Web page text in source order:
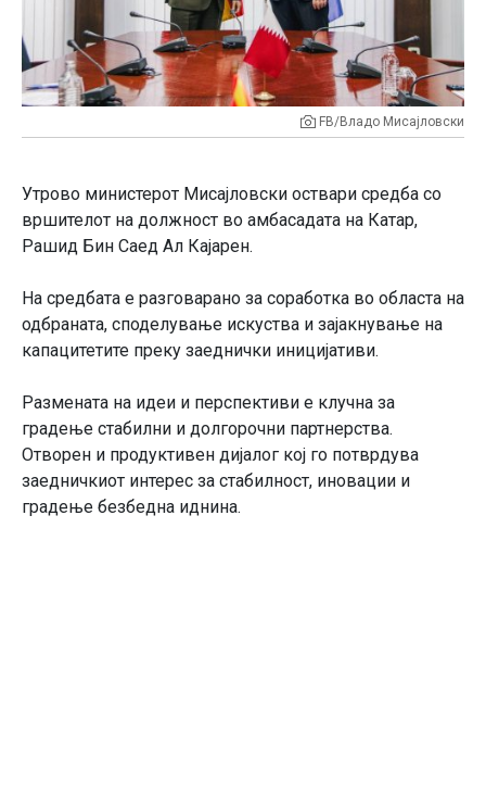
FB/Владо Мисајловски
Утрово министерот Мисајловски оствари средба со
вршителот на должност во амбасадата на Катар,
Рашид Бин Саед Ал Кајарен.
На средбата е разговарано за соработка во областа на
одбраната, споделување искуства и зајакнување на
капацитетите преку заеднички иницијативи.
Размената на идеи и перспективи е клучна за
градење стабилни и долгорочни партнерства.
Отворен и продуктивен дијалог кој го потврдува
заедничкиот интерес за стабилност, иновации и
градење безбедна иднина.